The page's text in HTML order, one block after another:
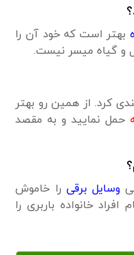
بهتر است که خود آن را
و گیاه میسر نیست.
کرد. از همین رو بهتر
حمل نمایید و به مقصد
وسایل برقی را خاموش
خانواده باربری را